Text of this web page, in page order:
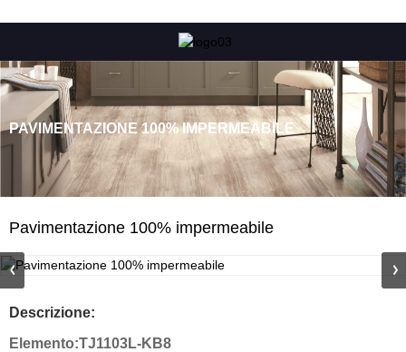
PAVIMENTAZIONE 100% IMPERMEABILE
Pavimentazione 100% impermeabile
Descrizione:
Elemento:TJ1103L-KB8